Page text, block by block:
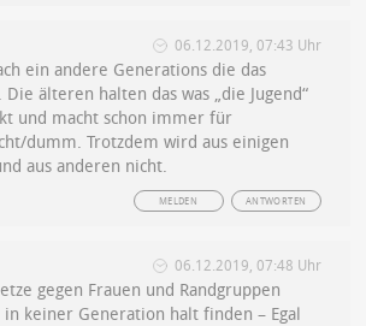
06.12.2019, 07:43 Uhr
ein andere Generations die das
älteren halten das was „die Jugend“
und macht schon immer für
dumm. Trotzdem wird aus einigen
aus anderen nicht.
ANTWORTEN
MELDEN
06.12.2019, 07:48 Uhr
gegen Frauen und Randgruppen
keiner Generation halt finden – Egal